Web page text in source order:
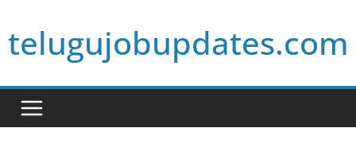
to
content
telugujobupdates.com